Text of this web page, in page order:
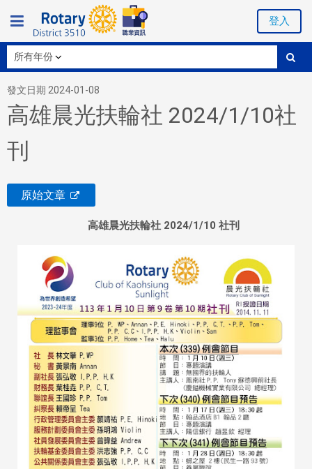
登入
發文日期 2024-01-08
高雄晨光扶輪社 2024/1/10社
刊
原始文章
高雄晨光扶輪社 2024/1/10 社刊